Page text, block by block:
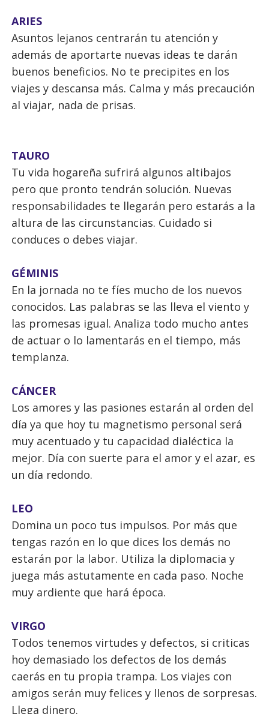
ARIES
Asuntos lejanos centrarán tu atención y
además de aportarte nuevas ideas te darán
buenos beneficios. No te precipites en los
viajes y descansa más. Calma y más precaución
al viajar, nada de prisas.
TAURO
Tu vida hogareña sufrirá algunos altibajos
pero que pronto tendrán solución. Nuevas
responsabilidades te llegarán pero estarás a la
altura de las circunstancias. Cuidado si
conduces o debes viajar.
GÉMINIS
En la jornada no te fíes mucho de los nuevos
conocidos. Las palabras se las lleva el viento y
las promesas igual. Analiza todo mucho antes
de actuar o lo lamentarás en el tiempo, más
templanza.
CÁNCER
Los amores y las pasiones estarán al orden del
día ya que hoy tu magnetismo personal será
muy acentuado y tu capacidad dialéctica la
mejor. Día con suerte para el amor y el azar, es
un día redondo.
LEO
Domina un poco tus impulsos. Por más que
tengas razón en lo que dices los demás no
estarán por la labor. Utiliza la diplomacia y
juega más astutamente en cada paso. Noche
muy ardiente que hará época.
VIRGO
Todos tenemos virtudes y defectos, si criticas
hoy demasiado los defectos de los demás
caerás en tu propia trampa. Los viajes con
amigos serán muy felices y llenos de sorpresas.
Llega dinero.